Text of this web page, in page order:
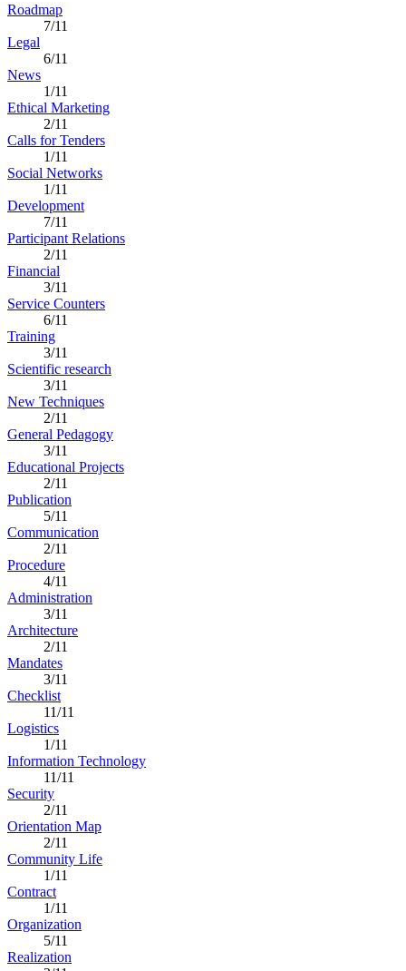
Roadmap
7/11
Legal
6/11
News
1/11
Ethical Marketing
2/11
Calls for Tenders
1/11
Social Networks
1/11
Development
7/11
Participant Relations
2/11
Financial
3/11
Service Counters
6/11
Training
3/11
Scientific research
3/11
New Techniques
2/11
General Pedagogy
3/11
Educational Projects
2/11
Publication
5/11
Communication
2/11
Procedure
4/11
Administration
3/11
Architecture
2/11
Mandates
3/11
Checklist
11/11
Logistics
1/11
Information Technology
11/11
Security
2/11
Orientation Map
2/11
Community Life
1/11
Contract
1/11
Organization
5/11
Realization